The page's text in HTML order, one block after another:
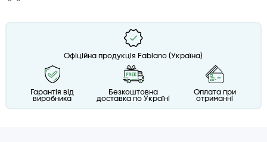
Офіційна продукція Fabiano (Україна)
Гарантія від
виробника
Безкоштовна
доставка по Україні
Оплата при
отриманні